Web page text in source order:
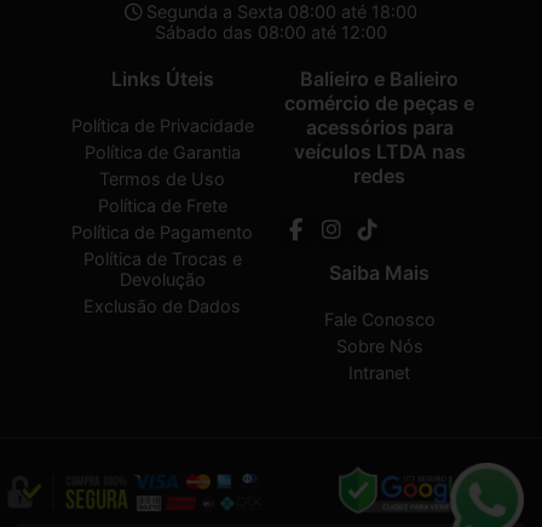
Segunda a Sexta 08:00 até 18:00
Sábado das 08:00 até 12:00
Links Úteis
Política de Privacidade
Política de Garantia
Termos de Uso
Política de Frete
Política de Pagamento
Política de Trocas e
Devolução
Exclusão de Dados
Balieiro e Balieiro
comércio de peças e
acessórios para
veículos LTDA nas
redes
Saiba Mais
Fale Conosco
Sobre Nós
Intranet